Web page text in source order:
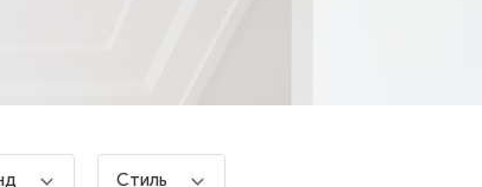
Стиль